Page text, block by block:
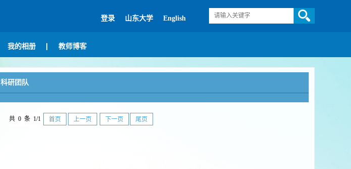
登录 山东大学 English
我的相册 教师博客
科研团队
共 0 条 1/1 首页 上一页 下一页 尾页